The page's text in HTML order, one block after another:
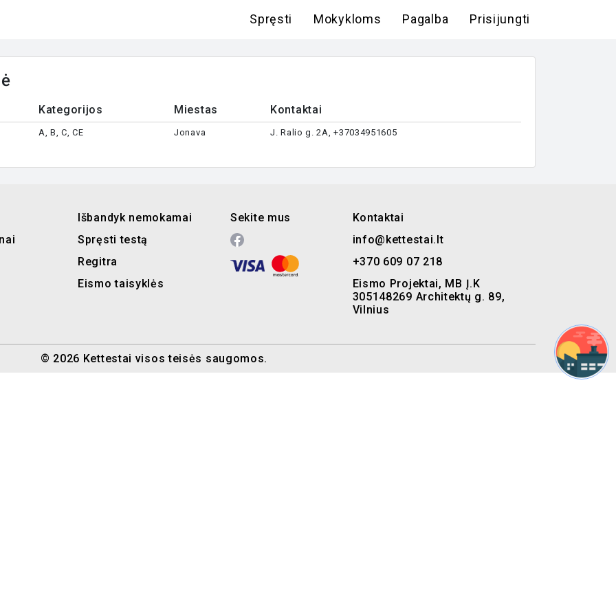
Spręsti Mokykloms Pagalba Prisijungti
Kategorijos Miestas Kontaktai
A, B, C, CE Jonava J. Ralio g. 2A, +37034951605
Išbandyk nemokamai
Spręsti testą
Regitra
Eismo taisyklės
Sekite mus
Kontaktai
info@kettestai.lt
+370 609 07 218
Eismo Projektai, MB Į.K
305148269 Architektų g. 89,
Vilnius
© 2026 Kettestai visos teisės saugomos.